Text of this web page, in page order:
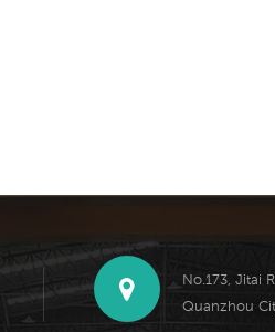
No.173, Jitai
Quanzhou